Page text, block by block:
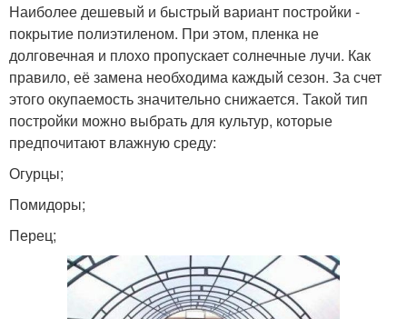
Наиболее дешевый и быстрый вариант постройки -
покрытие полиэтиленом. При этом, пленка не
долговечная и плохо пропускает солнечные лучи. Как
правило, её замена необходима каждый сезон. За счет
этого окупаемость значительно снижается. Такой тип
постройки можно выбрать для культур, которые
предпочитают влажную среду:
Огурцы;
Помидоры;
Перец;